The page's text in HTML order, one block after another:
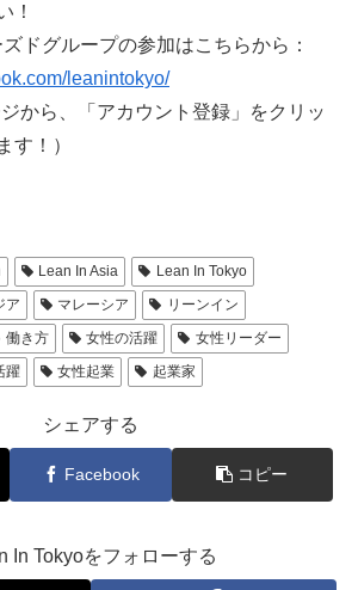
！
ドグループの参加はこちらから：
leanintokyo/
ジから、「アカウント登録」をクリッ
す！）
Lean In Asia
Lean In Tokyo
ア マレーシア
リーンイン
働き方 女性の活躍
女性リーダー
躍 女性起業 起業家
シェアする
Facebook コピー
In Tokyoをフォローする